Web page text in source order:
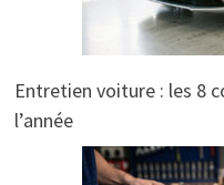
Entretien voiture : les 8
l’année